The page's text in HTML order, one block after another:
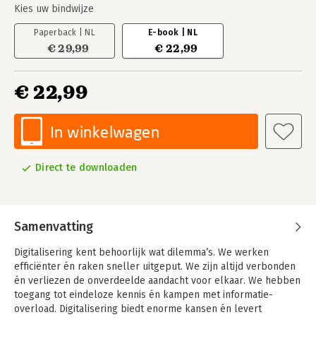
Kies uw bindwijze
Paperback | NL
€ 29,99
E-book | NL
€ 22,99
€ 22,99
In winkelwagen
Direct te downloaden
Samenvatting
Digitalisering kent behoorlijk wat dilemma’s. We werken
efficiënter én raken sneller uitgeput. We zijn altijd verbonden
én verliezen de onverdeelde aandacht voor elkaar. We hebben
toegang tot eindeloze kennis én kampen met informatie-
overload. Digitalisering biedt enorme kansen én levert